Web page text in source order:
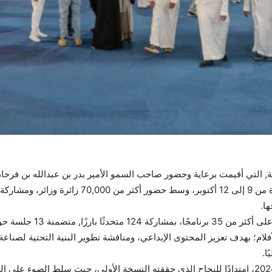
التي أقيمت برعاية وحضور صاحب السمو الأمير بدر بن عبدالله بن
الأفلام، وذلك في مدينة الرياض خلال الفترة
بهدف تعزيز المحتوى الإبداعي، ومناقشة تطوير البنية التحتية
وجاءت النسخة الثانية من منتدى الأفلام السعودي 2024، امتدادًا للنجاح الذي حققته النسخة الأولى،